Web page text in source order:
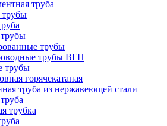
труба
трубы
трубы ВГП
трубы
горячекатаная
труба из нержавеющей стали
трубка